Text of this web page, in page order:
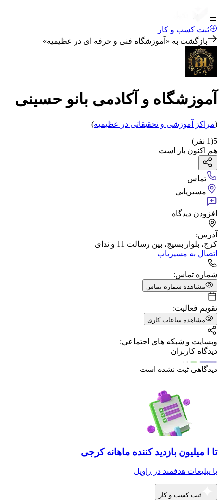
ثبت کسب و کار
بازگشت به « آموزشگاه فنی و حرفه ای در عظیمیه»
آموزشگاه و آکادمی بانو حسینی
(مراکز آموزشی و تحقیقاتی در عظیمیه)
5
(
1 نفر)
هم اکنون باز است
تماس
مسیریابی
افزودن دیدگاه
آدرس:
کرج، بلوار بسیج، بین رسالت 11 و ندای
اتصال به مسیریاب
شماره تماس:
مشاهده شماره تماس
تقویم فعالیت:
مشاهده ساعات کاری
وبسایت و شبکه های اجتماعی:
دیدگاه کاربران
دیدگاهی ثبت نشده است
تا ا میلیون بازدید کننده ماهانه کرجی
با تبلیغات هدفمند در راویل
ثبت کسب و کار